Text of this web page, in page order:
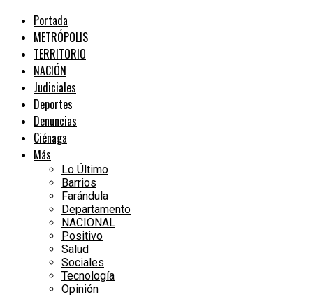
Portada
METRÓPOLIS
TERRITORIO
NACIÓN
Judiciales
Deportes
Denuncias
Ciénaga
Más
Lo Último
Barrios
Farándula
Departamento
NACIONAL
Positivo
Salud
Sociales
Tecnología
Opinión